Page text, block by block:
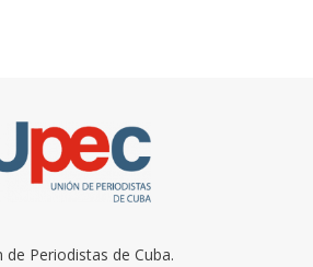
de Periodistas de Cuba.